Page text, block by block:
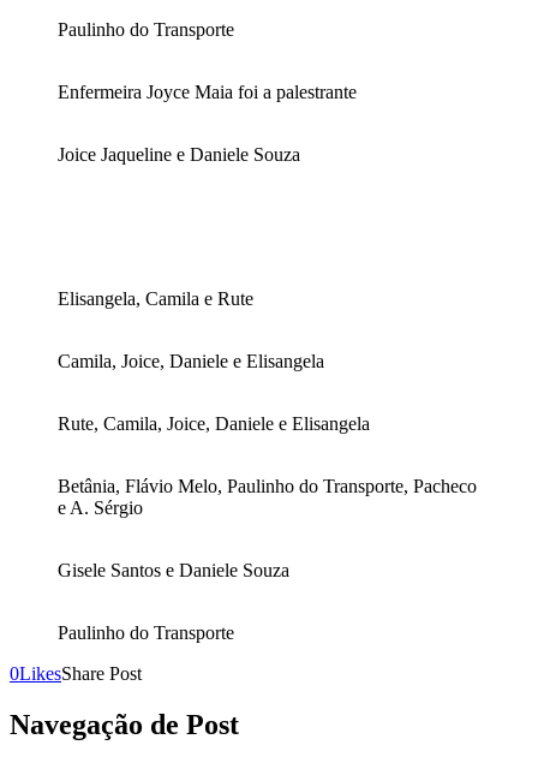
Paulinho do Transporte
Enfermeira Joyce Maia foi a palestrante
Joice Jaqueline e Daniele Souza
Elisangela, Camila e Rute
Camila, Joice, Daniele e Elisangela
Rute, Camila, Joice, Daniele e Elisangela
Betânia, Flávio Melo, Paulinho do Transporte, Pacheco
e A. Sérgio
Gisele Santos e Daniele Souza
Paulinho do Transporte
0LikesShare Post
Navegação de Post